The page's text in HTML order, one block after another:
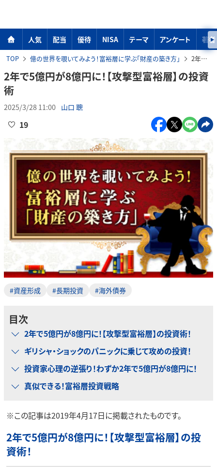
人気 配当 優待 NISA テーマ アンケート 著者
TOP 億の世界を覗いてみよう！富裕層に学ぶ「財産の築き方」 2年で5億円が8億円に！【攻撃型富裕層】の投資術
2年で5億円が8億円に！【攻撃型富裕層】の投資
術
2025/3/28 11:00 山口 聰
19
#資産形成 #長期投資 #海外債券
目次
2年で5億円が8億円に！【攻撃型富裕層】の投資術！
ギリシャ・ショックのパニックに乗じて攻めの投資！
投資家心理の逆張り！わずか2年で5億円が8億円に！
真似できる！富裕層投資戦略
※この記事は2019年4月17日に掲載されたものです。
2年で5億円が8億円に！【攻撃型富裕層】の投
資術！